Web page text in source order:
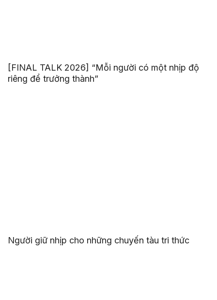
[FINAL TALK 2026] “Mỗi người có một nhịp độ
riêng để trưởng thành”
Người giữ nhịp cho những chuyến tàu tri thức